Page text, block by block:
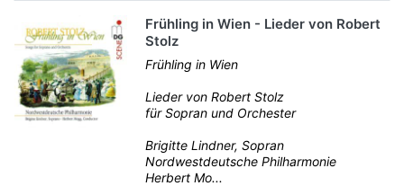
Frühling in Wien - Lieder von Robert
Stolz
Frühling in Wien
Lieder von Robert Stolz
für Sopran und Orchester
Brigitte Lindner, Sopran
Nordwestdeutsche Philharmonie
Herbert Mo...